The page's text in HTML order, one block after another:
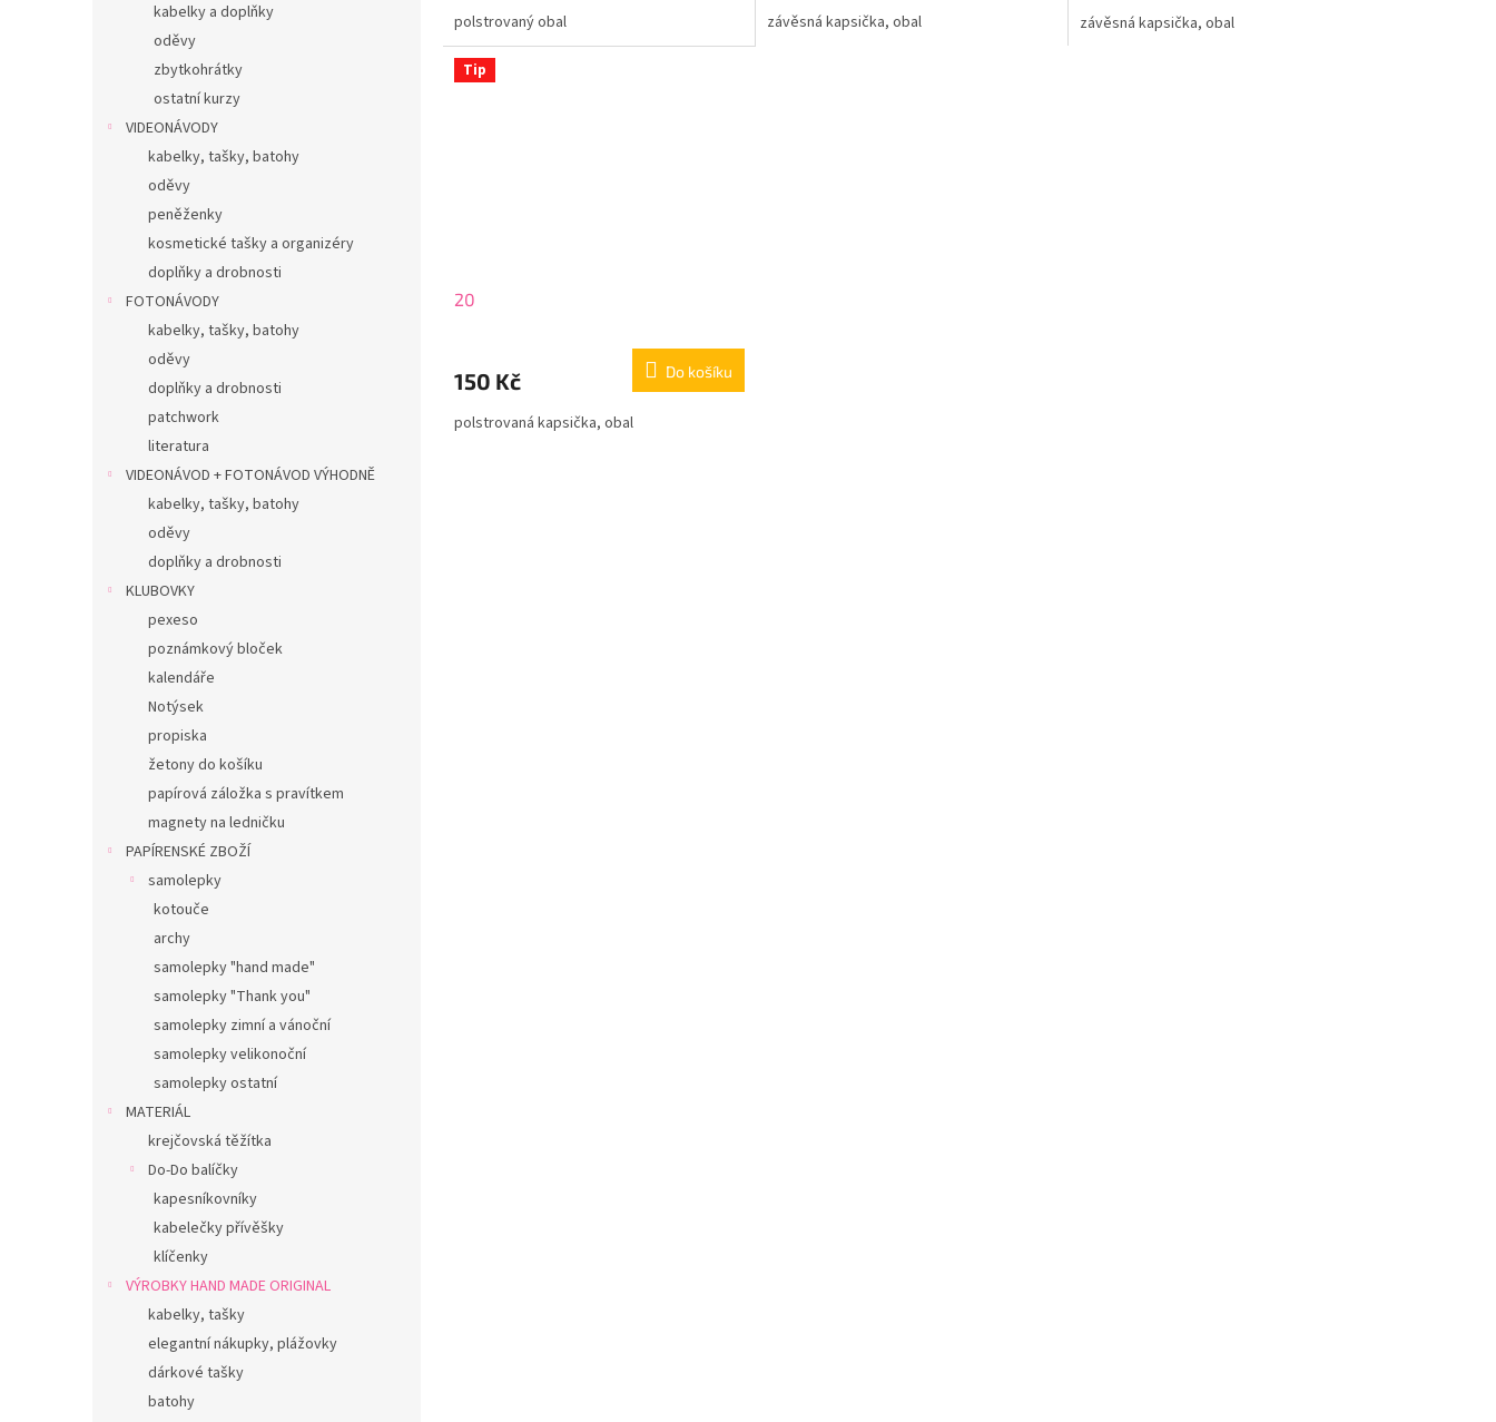
kabelky a doplňky
oděvy
zbytkohrátky
ostatní kurzy
VIDEONÁVODY
kabelky, tašky, batohy
oděvy
peněženky
kosmetické tašky a organizéry
doplňky a drobnosti
FOTONÁVODY
kabelky, tašky, batohy
oděvy
doplňky a drobnosti
patchwork
literatura
VIDEONÁVOD + FOTONÁVOD VÝHODNĚ
kabelky, tašky, batohy
oděvy
doplňky a drobnosti
KLUBOVKY
pexeso
poznámkový bloček
kalendáře
Notýsek
propiska
žetony do košíku
papírová záložka s pravítkem
magnety na ledničku
PAPÍRENSKÉ ZBOŽÍ
samolepky
kotouče
archy
samolepky "hand made"
samolepky "Thank you"
samolepky zimní a vánoční
samolepky velikonoční
samolepky ostatní
MATERIÁL
krejčovská těžítka
Do-Do balíčky
kapesníkovníky
kabelečky přívěšky
klíčenky
VÝROBKY HAND MADE ORIGINAL
kabelky, tašky
elegantní nákupky, plážovky
dárkové tašky
batohy
polstrovaný obal závěsná kapsička, obal závěsná kapsička, obal
Tip
20
150 Kč Do košíku
polstrovaná kapsička, obal